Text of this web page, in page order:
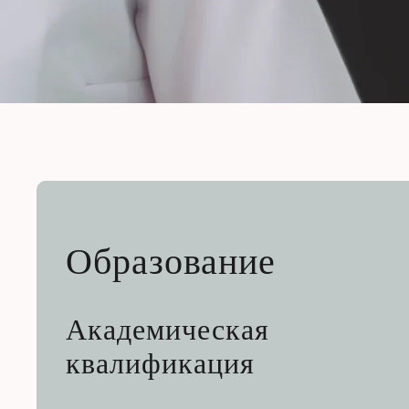
Образование
Академическая
квалификация